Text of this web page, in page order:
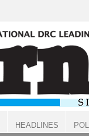
HEADLINES